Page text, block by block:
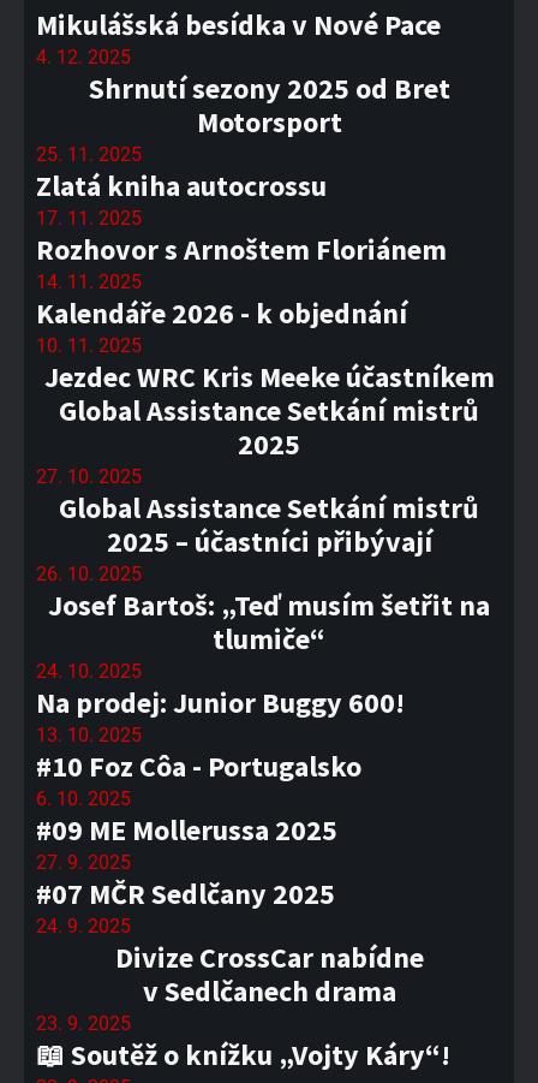
Mikulášská besídka v Nové Pace
4. 12. 2025
Shrnutí sezony 2025 od Bret
Motorsport
25. 11. 2025
Zlatá kniha autocrossu
17. 11. 2025
Rozhovor s Arnoštem Floriánem
14. 11. 2025
Kalendáře 2026 - k objednání
10. 11. 2025
Jezdec WRC Kris Meeke účastníkem
Global Assistance Setkání mistrů
2025
27. 10. 2025
Global Assistance Setkání mistrů
2025 – účastníci přibývají
26. 10. 2025
Josef Bartoš: „Teď musím šetřit na
tlumiče“
24. 10. 2025
Na prodej: Junior Buggy 600!
13. 10. 2025
#10 Foz Côa - Portugalsko
6. 10. 2025
#09 ME Mollerussa 2025
27. 9. 2025
#07 MČR Sedlčany 2025
24. 9. 2025
Divize CrossCar nabídne
v Sedlčanech drama
23. 9. 2025
📖 Soutěž o knížku „Vojty Káry“!